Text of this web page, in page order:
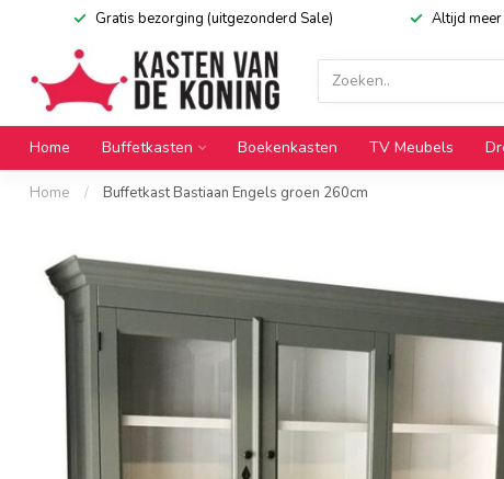
Gratis bezorging (uitgezonderd Sale) Altijd
Home Buffetkasten Boekenkasten TV Meubels
Home / Buffetkast Bastiaan Engels groen 260cm